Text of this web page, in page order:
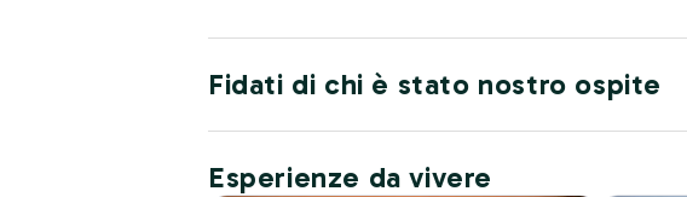
Fidati di chi è stato nostro ospite
Esperienze da vivere